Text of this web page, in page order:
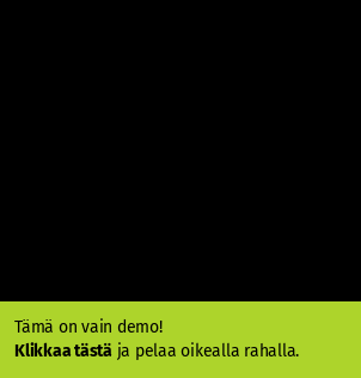
Tämä on vain demo!
Klikkaa tästäja pelaa oikealla rahalla.